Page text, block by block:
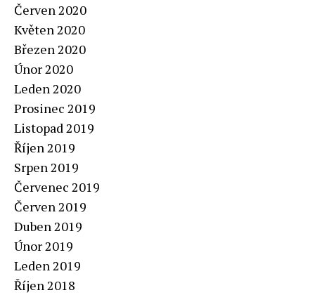
Červen 2020
Květen 2020
Březen 2020
Únor 2020
Leden 2020
Prosinec 2019
Listopad 2019
Říjen 2019
Srpen 2019
Červenec 2019
Červen 2019
Duben 2019
Únor 2019
Leden 2019
Říjen 2018